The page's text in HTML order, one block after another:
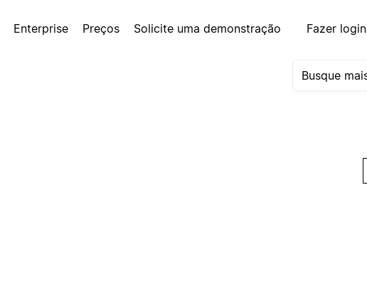
Enterprise Preços Solicite uma demonstração Fazer login